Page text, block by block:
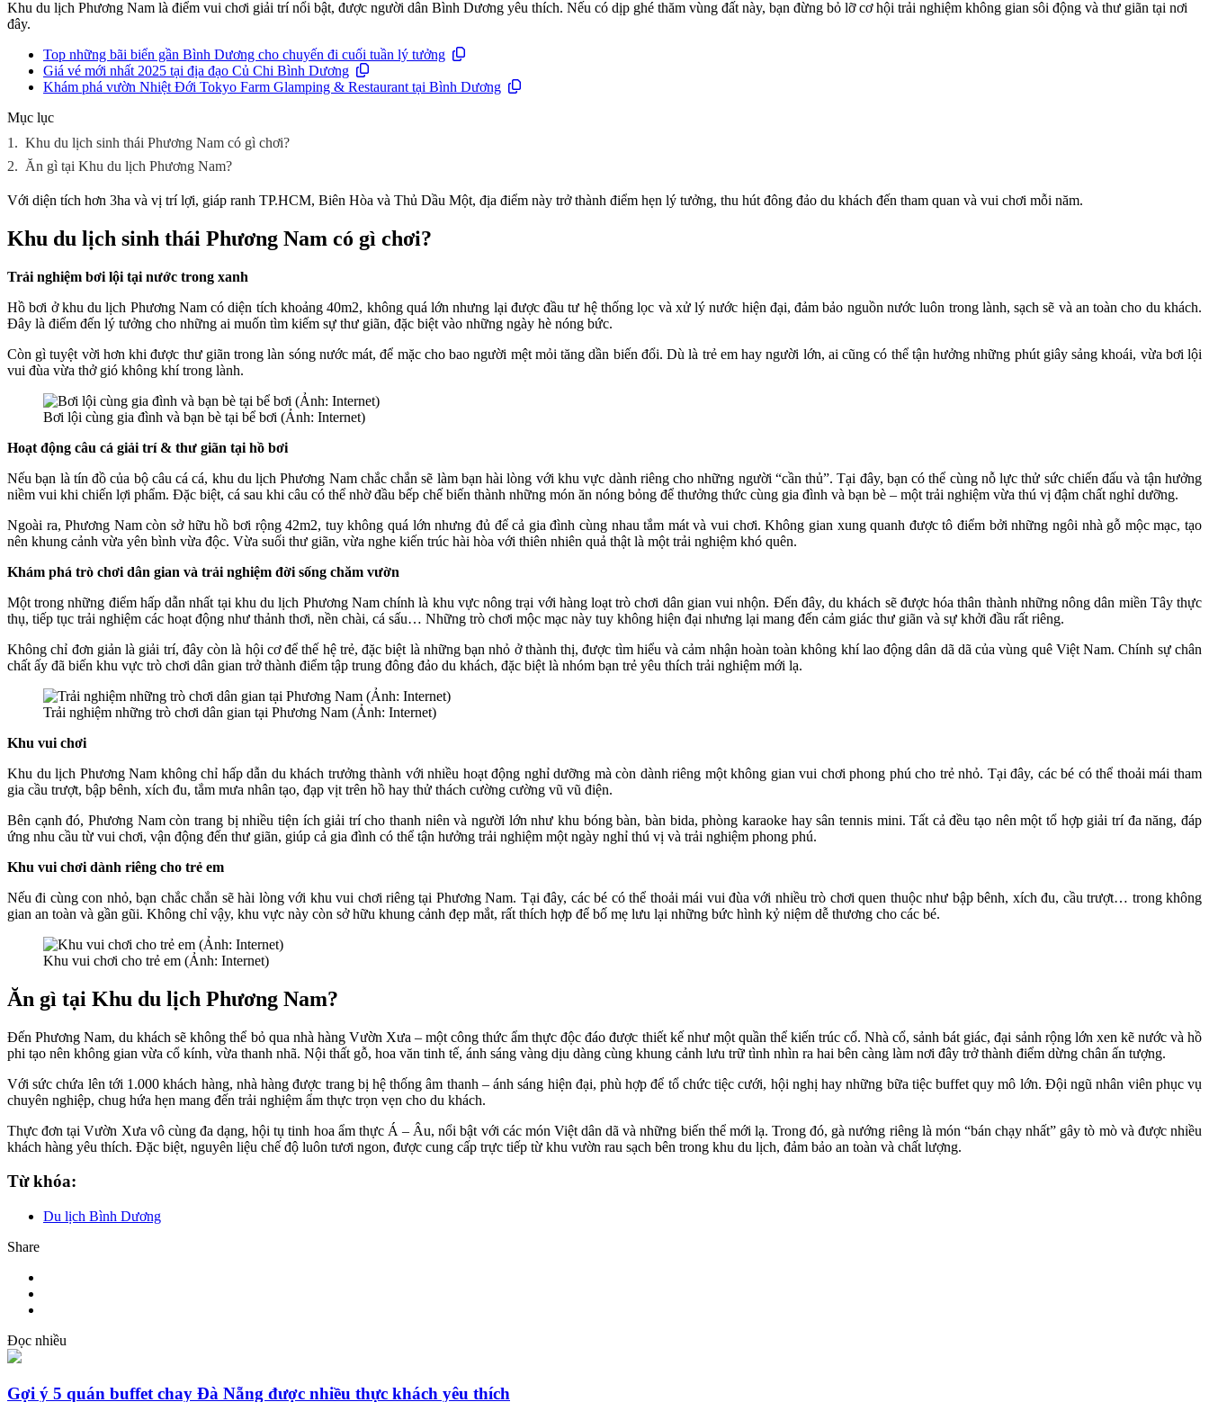
Khu du lịch Phương Nam là điểm vui chơi giải trí nổi bật, được người dân Bình Dương yêu thích. Nếu có dịp ghé thăm vùng đất này, bạn đừng bỏ lỡ cơ hội trải nghiệm không gian sôi động và thư giãn tại nơi
đây.
Top những bãi biển gần Bình Dương cho chuyến đi cuối tuần lý tưởng
Giá vé mới nhất 2025 tại địa đạo Củ Chi Bình Dương
Khám phá vườn Nhiệt Đới Tokyo Farm Glamping & Restaurant tại Bình Dương
Mục lục
1. Khu du lịch sinh thái Phương Nam có gì chơi?
2. Ăn gì tại Khu du lịch Phương Nam?
Với diện tích hơn 3ha và vị trí lợi, giáp ranh TP.HCM, Biên Hòa và Thủ Dầu Một, địa điểm này trở thành điểm hẹn lý tưởng, thu hút đông đảo du khách đến tham quan và vui chơi mỗi năm.
Khu du lịch sinh thái Phương Nam có gì chơi?
Trải nghiệm bơi lội tại nước trong xanh
Hồ bơi ở khu du lịch Phương Nam có diện tích khoảng 40m2, không quá lớn nhưng lại được đầu tư hệ thống lọc và xử lý nước hiện đại, đảm bảo nguồn nước luôn trong lành, sạch sẽ và an toàn cho du khách.
Đây là điểm đến lý tưởng cho những ai muốn tìm kiếm sự thư giãn, đặc biệt vào những ngày hè nóng bức.
Còn gì tuyệt vời hơn khi được thư giãn trong làn sóng nước mát, để mặc cho bao người mệt mỏi tăng dần biến đổi. Dù là trẻ em hay người lớn, ai cũng có thể tận hưởng những phút giây sảng khoái, vừa bơi lội
vui đùa vừa thở gió không khí trong lành.
Bơi lội cùng gia đình và bạn bè tại bể bơi (Ảnh: Internet)
Hoạt động câu cá giải trí & thư giãn tại hồ bơi
Nếu bạn là tín đồ của bộ câu cá cá, khu du lịch Phương Nam chắc chắn sẽ làm bạn hài lòng với khu vực dành riêng cho những người “cần thủ”. Tại đây, bạn có thể cùng nỗ lực thử sức chiến đấu và tận hưởng
niềm vui khi chiến lợi phẩm. Đặc biệt, cá sau khi câu có thể nhờ đầu bếp chế biến thành những món ăn nóng bỏng để thưởng thức cùng gia đình và bạn bè – một trải nghiệm vừa thú vị đậm chất nghỉ dưỡng.
Ngoài ra, Phương Nam còn sở hữu hồ bơi rộng 42m2, tuy không quá lớn nhưng đủ để cả gia đình cùng nhau tắm mát và vui chơi. Không gian xung quanh được tô điểm bởi những ngôi nhà gỗ mộc mạc, tạo
nên khung cảnh vừa yên bình vừa độc. Vừa suối thư giãn, vừa nghe kiến trúc hài hòa với thiên nhiên quả thật là một trải nghiệm khó quên.
Khám phá trò chơi dân gian và trải nghiệm đời sống chăm vườn
Một trong những điểm hấp dẫn nhất tại khu du lịch Phương Nam chính là khu vực nông trại với hàng loạt trò chơi dân gian vui nhộn. Đến đây, du khách sẽ được hóa thân thành những nông dân miền Tây thực
thụ, tiếp tục trải nghiệm các hoạt động như thảnh thơi, nền chài, cá sấu… Những trò chơi mộc mạc này tuy không hiện đại nhưng lại mang đến cảm giác thư giãn và sự khởi đầu rất riêng.
Không chỉ đơn giản là giải trí, đây còn là hội cơ để thế hệ trẻ, đặc biệt là những bạn nhỏ ở thành thị, được tìm hiểu và cảm nhận hoàn toàn không khí lao động dân dã dã của vùng quê Việt Nam. Chính sự chân
chất ấy đã biến khu vực trò chơi dân gian trở thành điểm tập trung đông đảo du khách, đặc biệt là nhóm bạn trẻ yêu thích trải nghiệm mới lạ.
Trải nghiệm những trò chơi dân gian tại Phương Nam (Ảnh: Internet)
Khu vui chơi
Khu du lịch Phương Nam không chỉ hấp dẫn du khách trưởng thành với nhiều hoạt động nghỉ dưỡng mà còn dành riêng một không gian vui chơi phong phú cho trẻ nhỏ. Tại đây, các bé có thể thoải mái tham
gia cầu trượt, bập bênh, xích đu, tắm mưa nhân tạo, đạp vịt trên hồ hay thử thách cường cường vũ vũ điện.
Bên cạnh đó, Phương Nam còn trang bị nhiều tiện ích giải trí cho thanh niên và người lớn như khu bóng bàn, bàn bida, phòng karaoke hay sân tennis mini. Tất cả đều tạo nên một tổ hợp giải trí đa năng, đáp
ứng nhu cầu từ vui chơi, vận động đến thư giãn, giúp cả gia đình có thể tận hưởng trải nghiệm một ngày nghỉ thú vị và trải nghiệm phong phú.
Khu vui chơi dành riêng cho trẻ em
Nếu đi cùng con nhỏ, bạn chắc chắn sẽ hài lòng với khu vui chơi riêng tại Phương Nam. Tại đây, các bé có thể thoải mái vui đùa với nhiều trò chơi quen thuộc như bập bênh, xích đu, cầu trượt… trong không
gian an toàn và gần gũi. Không chỉ vậy, khu vực này còn sở hữu khung cảnh đẹp mắt, rất thích hợp để bố mẹ lưu lại những bức hình kỷ niệm dễ thương cho các bé.
Khu vui chơi cho trẻ em (Ảnh: Internet)
Ăn gì tại Khu du lịch Phương Nam?
Đến Phương Nam, du khách sẽ không thể bỏ qua nhà hàng Vườn Xưa – một công thức ẩm thực độc đáo được thiết kế như một quần thể kiến trúc cổ. Nhà cổ, sảnh bát giác, đại sảnh rộng lớn xen kẽ nước và hồ
phi tạo nên không gian vừa cổ kính, vừa thanh nhã. Nội thất gỗ, hoa văn tinh tế, ánh sáng vàng dịu dàng cùng khung cảnh lưu trữ tình nhìn ra hai bên càng làm nơi đây trở thành điểm dừng chân ấn tượng.
Với sức chứa lên tới 1.000 khách hàng, nhà hàng được trang bị hệ thống âm thanh – ánh sáng hiện đại, phù hợp để tổ chức tiệc cưới, hội nghị hay những bữa tiệc buffet quy mô lớn. Đội ngũ nhân viên phục vụ
chuyên nghiệp, chug hứa hẹn mang đến trải nghiệm ẩm thực trọn vẹn cho du khách.
Thực đơn tại Vườn Xưa vô cùng đa dạng, hội tụ tinh hoa ẩm thực Á – Âu, nổi bật với các món Việt dân dã và những biến thể mới lạ. Trong đó, gà nướng riêng là món “bán chạy nhất” gây tò mò và được nhiều
khách hàng yêu thích. Đặc biệt, nguyên liệu chế độ luôn tươi ngon, được cung cấp trực tiếp từ khu vườn rau sạch bên trong khu du lịch, đảm bảo an toàn và chất lượng.
Từ khóa:
Du lịch Bình Dương
Share
Đọc nhiều
Gợi ý 5 quán buffet chay Đà Nẵng được nhiều thực khách yêu thích